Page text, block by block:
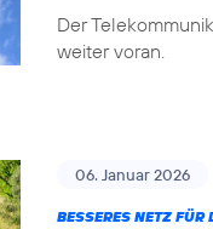
Der
weiter voran.
06. Januar 2026
BESSERES NETZ FÜR